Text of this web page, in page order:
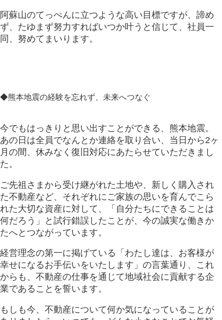
阿蘇山のてっぺんに立つような高い目標ですが、諦め
ず、たゆまず努力すればいつか叶うと信じて、社員一
同、努めてまいります。
◆熊本地震の経験を忘れず、未来へつなぐ
今でもはっきりと思い出すことができる、熊本地震。
あの日は全員でなんとか連絡を取り合い、当日から2ヶ
月の間、休みなく復旧対応にあたらせていただきまし
た。
ご先祖さまから受け継がれた土地や、新しく購入され
た不動産など、それぞれにご家族の思いを育んでこら
れた大切な資産に対して、「自分たちにできることは
何だろう」と試行錯誤したことが、今の誠実な働きか
たへとつながっています。
経営理念の第一に掲げている「わたし達は、お客様が
幸せになるお手伝いをいたします」の言葉通り、これ
からも、不動産の仕事を通じて地域社会に貢献する企
業であることを誓います。
もしも今、不動産について何か気になっていることが